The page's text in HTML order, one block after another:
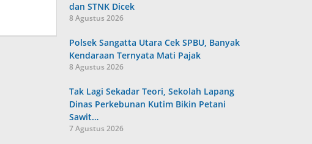
dan STNK Dicek
8 Agustus 2026
Polsek Sangatta Utara Cek SPBU, Banyak
Kendaraan Ternyata Mati Pajak
8 Agustus 2026
Tak Lagi Sekadar Teori, Sekolah Lapang
Dinas Perkebunan Kutim Bikin Petani
Sawit…
7 Agustus 2026